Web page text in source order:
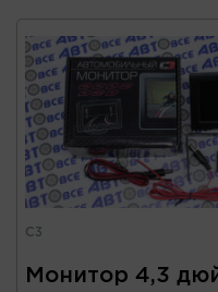
C3
Монитор 4,3